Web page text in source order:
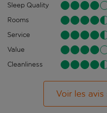
Sleep Quality
Rooms
Service
Value
Cleanliness
Voir les avis